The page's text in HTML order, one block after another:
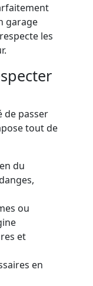
garage
les
de passer
tout de
du
ou
et
en